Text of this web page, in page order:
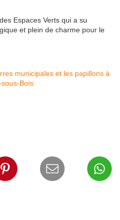
Espaces Verts qui a su
et plein de charme pour le